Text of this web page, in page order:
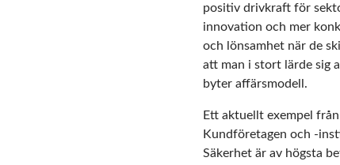
positiv drivkraft för
innovation och mer
och lönsamhet när de
att man i stort lärde sig
byter affärsmodell.
Ett aktuellt exempel
Kundföretagen och -
Säkerhet är av högsta